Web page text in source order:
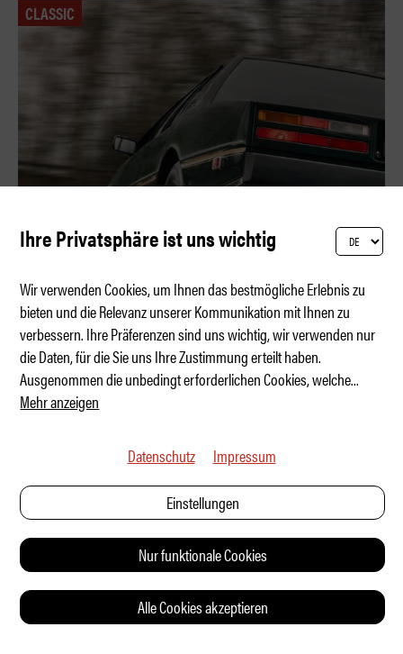
CLASSIC
«Grossartig und völlig verrückt»
Ihre Privatsphäre ist uns wichtig
Wir verwenden Cookies, um Ihnen das bestmögliche Erlebnis zu
bieten und die Relevanz unserer Kommunikation mit Ihnen zu
verbessern. Ihre Präferenzen sind uns wichtig, wir verwenden nur
die Daten, für die Sie uns Ihre Zustimmung erteilt haben.
Ausgenommen die unbedingt erforderlichen Cookies, welche...
Mehr anzeigen
Datenschutz Impressum
Einstellungen
Nur funktionale Cookies
Alle Cookies akzeptieren